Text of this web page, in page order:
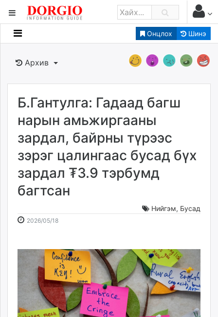
Онцлох Шинэ
Мэдээллийн
Банк санхүү
Бизнес ААН
Төрийн
Нийслэлийн
dorgio.mn
Gogo.mn
caak.mn
news.mn
zindaa.mn
tovch.mn
Livetv.mn
Eguur.mn
24tsag.mn
shuud.mn
eagle.mn
ergelt.mn
Архив
Б.Гантулга: Гадаад багш
нарын амьжиргааны
зардал, байрны түрээс
зэрэг цалингаас бусад бүх
зардал ₮3.9 тэрбумд
багтсан
Нийгэм, Бусад
2026/05/182026-
10:54:10
2026-
02:32:11